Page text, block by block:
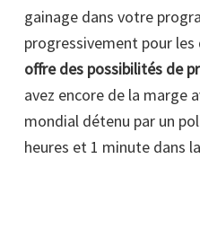
gainage dans votre
progressivement pour
offre des possibilités de
avez encore de la marge
mondial détenu par un
heures et 1 minute dans